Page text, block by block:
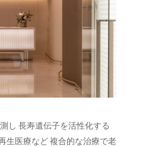
し 長寿遺伝子を活性化する
生医療など 複合的な治療で老